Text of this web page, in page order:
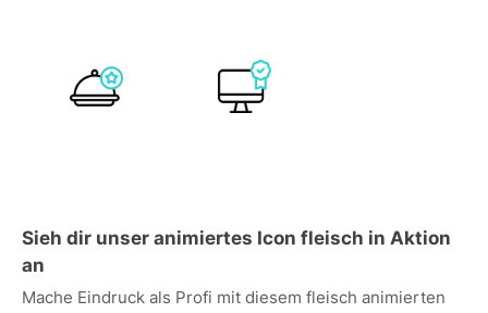
Sieh dir unser animiertes Icon fleisch in Aktion
an
Mache Eindruck als Profi mit diesem fleisch animierten